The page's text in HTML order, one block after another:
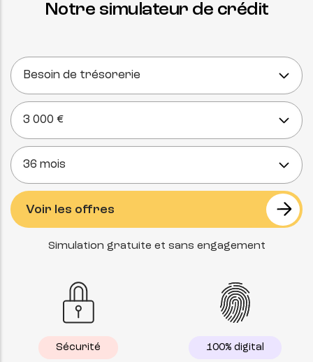
Notre simulateur de crédit
Simulation gratuite et sans engagement
Sécurité 100% digital